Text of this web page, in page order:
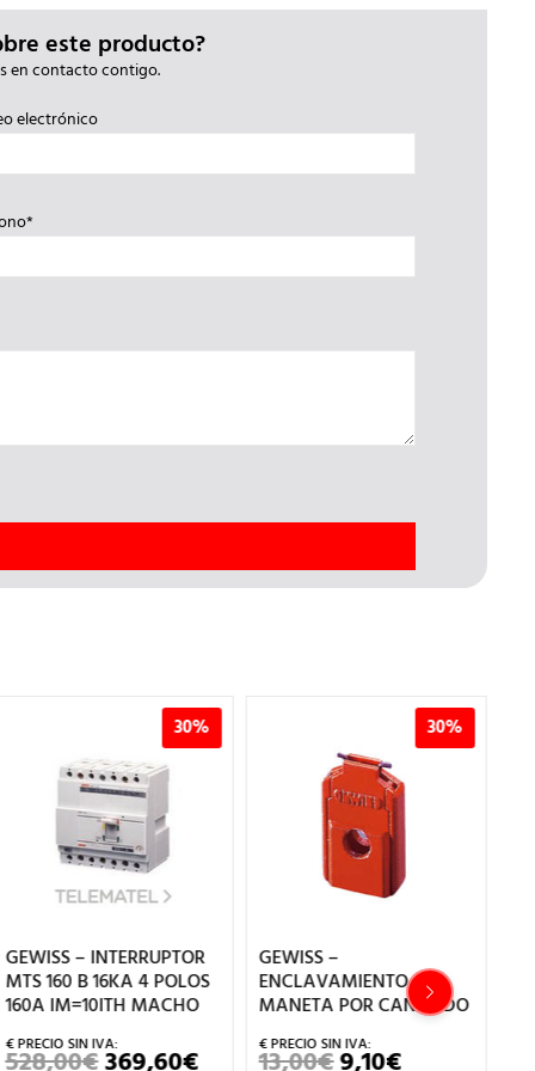
este producto?
en contacto contigo.
electrónico
30%
GEWISS – INTERRUPTOR
MTS 160 B 16KA 4 POLOS
160A IM=10ITH MACHO
EL EL
30%
GEWISS –
ENCLAVAMIENTO DE
MANETA POR CANDADO
EL EL